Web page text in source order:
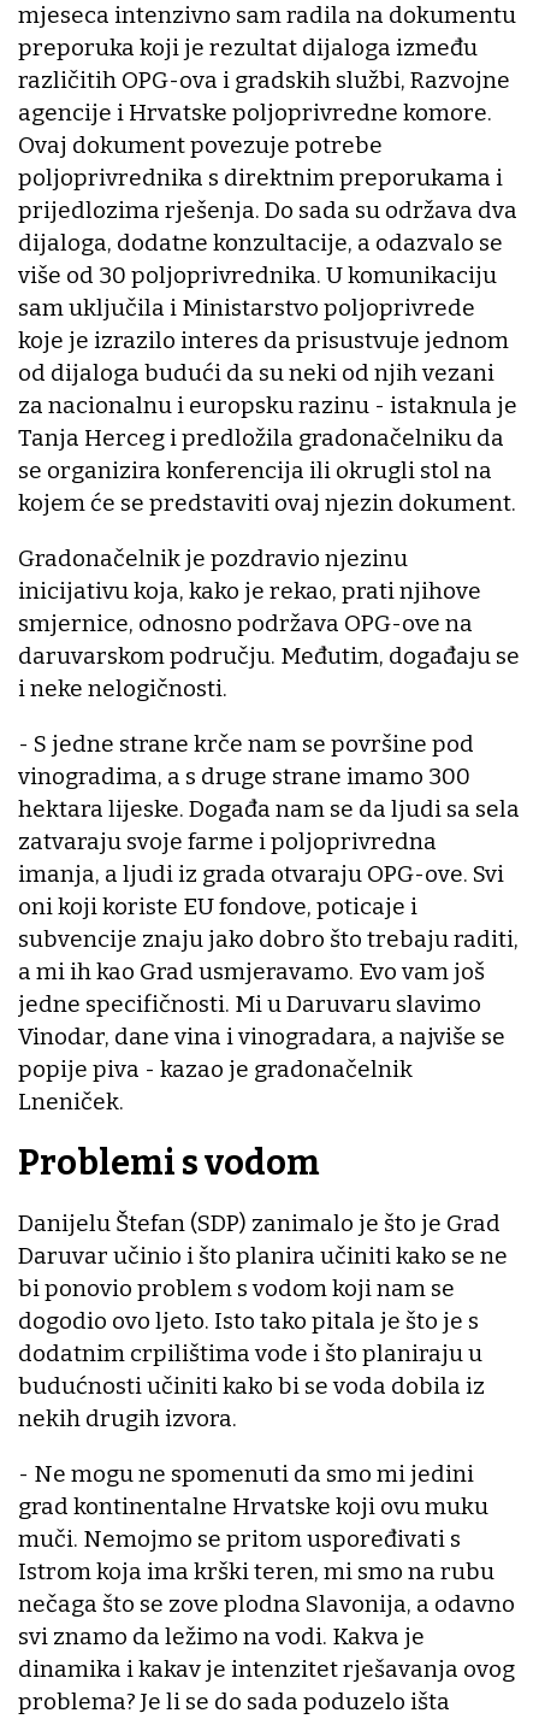
mjeseca intenzivno sam radila na dokumentu
preporuka koji je rezultat dijaloga između
različitih OPG-ova i gradskih službi, Razvojne
agencije i Hrvatske poljoprivredne komore.
Ovaj dokument povezuje potrebe
poljoprivrednika s direktnim preporukama i
prijedlozima rješenja. Do sada su održava dva
dijaloga, dodatne konzultacije, a odazvalo se
više od 30 poljoprivrednika. U komunikaciju
sam uključila i Ministarstvo poljoprivrede
koje je izrazilo interes da prisustvuje jednom
od dijaloga budući da su neki od njih vezani
za nacionalnu i europsku razinu - istaknula je
Tanja Herceg i predložila gradonačelniku da
se organizira konferencija ili okrugli stol na
kojem će se predstaviti ovaj njezin dokument.
Gradonačelnik je pozdravio njezinu
inicijativu koja, kako je rekao, prati njihove
smjernice, odnosno podržava OPG-ove na
daruvarskom području. Međutim, događaju se
i neke nelogičnosti.
- S jedne strane krče nam se površine pod
vinogradima, a s druge strane imamo 300
hektara lijeske. Događa nam se da ljudi sa sela
zatvaraju svoje farme i poljoprivredna
imanja, a ljudi iz grada otvaraju OPG-ove. Svi
oni koji koriste EU fondove, poticaje i
subvencije znaju jako dobro što trebaju raditi,
a mi ih kao Grad usmjeravamo. Evo vam još
jedne specifičnosti. Mi u Daruvaru slavimo
Vinodar, dane vina i vinogradara, a najviše se
popije piva - kazao je gradonačelnik
Lneniček.
Problemi s vodom
Danijelu Štefan (SDP) zanimalo je što je Grad
Daruvar učinio i što planira učiniti kako se ne
bi ponovio problem s vodom koji nam se
dogodio ovo ljeto. Isto tako pitala je što je s
dodatnim crpilištima vode i što planiraju u
budućnosti učiniti kako bi se voda dobila iz
nekih drugih izvora.
- Ne mogu ne spomenuti da smo mi jedini
grad kontinentalne Hrvatske koji ovu muku
muči. Nemojmo se pritom uspoređivati s
Istrom koja ima krški teren, mi smo na rubu
nečaga što se zove plodna Slavonija, a odavno
svi znamo da ležimo na vodi. Kakva je
dinamika i kakav je intenzitet rješavanja ovog
problema? Je li se do sada poduzelo išta